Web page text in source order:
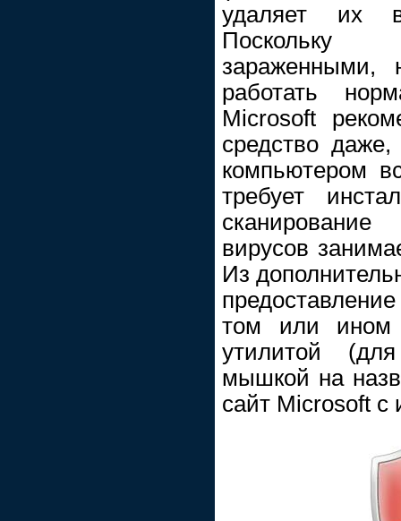
удаляет их
Поскольку
зараженными,
работать
Microsoft
средство
компьютером
требует
вирусов
Из
том или ином
утилитой
мышкой на
сайт Microsoft